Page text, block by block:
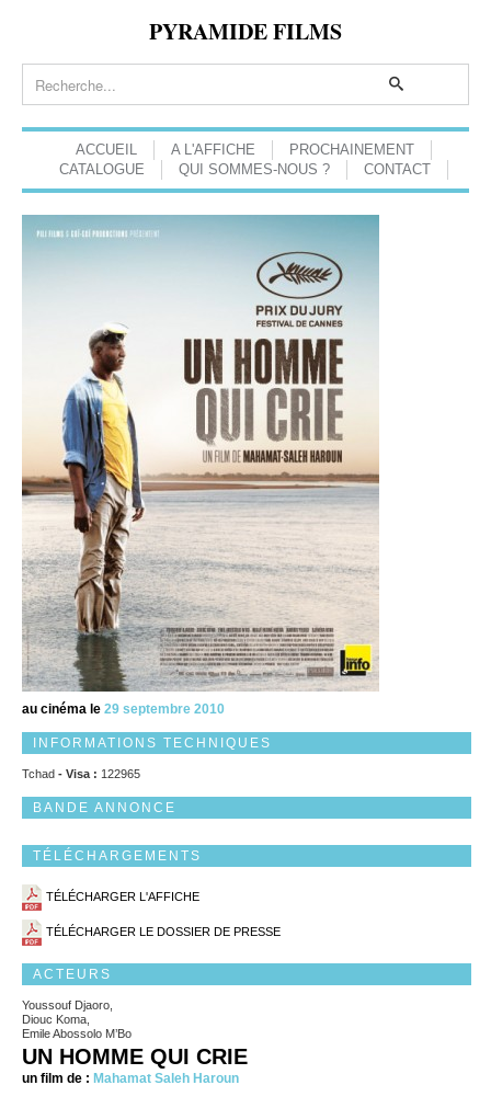
PYRAMIDE FILMS
ACCUEIL A L'AFFICHE
PROCHAINEMENT
CATALOGUE
QUI SOMMES-NOUS ? CONTACT
au cinéma le 29 septembre 2010
INFORMATIONS TECHNIQUES
Tchad - Visa : 122965
BANDE ANNONCE
TÉLÉCHARGEMENTS
TÉLÉCHARGER L'AFFICHE
TÉLÉCHARGER LE DOSSIER DE PRESSE
ACTEURS
Youssouf Djaoro,
Diouc Koma,
Emile Abossolo M’Bo
UN HOMME QUI CRIE
un film de : Mahamat Saleh Haroun